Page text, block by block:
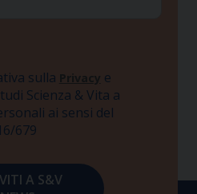
sulla Privacy e
Scienza & Vita a
ai sensi del
679